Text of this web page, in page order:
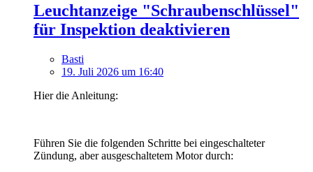
Leuchtanzeige "Schraubenschlüssel"
für Inspektion deaktivieren
Basti
19. Juli 2026 um 16:40
Hier die Anleitung:
Führen Sie die folgenden Schritte bei eingeschalteter
Zündung, aber ausgeschaltetem Motor durch: